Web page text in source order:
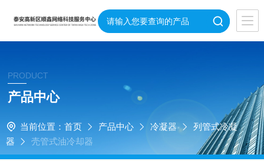
PRODUCT
产品中心
当前位置： 首页 产品中心 冷凝器
列管式冷凝
器
壳管式油冷却器